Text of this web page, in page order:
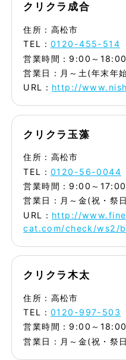
クリクラ成合
住所：高松市
TEL： 0120-455-514
営業時間：9:00～18:00
営業日：月～土(年末年
URL： http://
クリクラ玉藻
住所：高松市
TEL： 0120-56-0044
営業時間：9:00～17:00
営業日：月～金(祝・祭
URL： http://
cat.com/check/ws2/
クリクラ木太
住所：高松市
TEL： 0120-997-503
営業時間：9:00～18:00
営業日：月～金(祝・祭